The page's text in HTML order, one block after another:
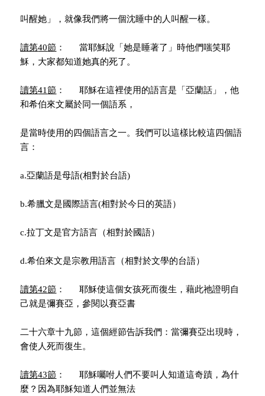
叫醒她」，就像我們將一個沈睡中的人叫醒一樣。
讀第40節 ： 當耶穌說「她是睡著了」時他們嗤笑耶
穌，大家都知道她真的死了。
讀第41節 ： 耶穌在這裡使用的語言是「亞蘭話」，他
和希伯來文屬於同一個語系，
是當時使用的四個語言之一。我們可以這樣比較這四個語
言：
a.亞蘭語是母語(相對於台語)
b.希臘文是國際語言(相對於今日的英語）
c.拉丁文是官方語言（相對於國語）
d.希伯來文是宗教用語言（相對於文學的台語）
讀第42節 ： 耶穌使這個女孩死而復生，藉此祂證明自
己就是彌賽亞，參閱以賽亞書
二十六章十九節，這個經節告訴我們：當彌賽亞出現時，
會使人死而復生。
讀第43節 ： 耶穌囑咐人們不要叫人知道這奇蹟，為什
麼？因為耶穌知道人們並無法